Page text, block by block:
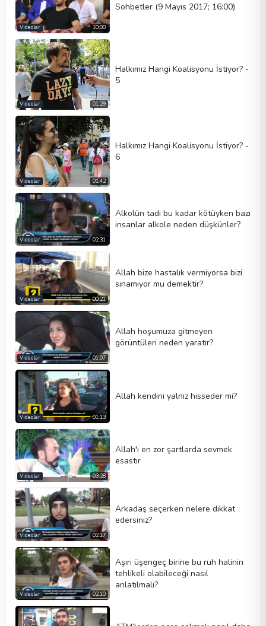
10:00
Videolar
Sohbetler (9 Mayıs 2017; 16:00)
01:29
Videolar
Halkımız Hangi Koalisyonu İstiyor? -
5
01:42
Videolar
Halkımız Hangi Koalisyonu İstiyor? -
6
02:31
Videolar
Alkolün tadı bu kadar kötüyken bazı
insanlar alkole neden düşkünler?
00:21
Videolar
Allah bize hastalık vermiyorsa bizi
sınamıyor mu demektir?
01:07
Videolar
Allah hoşumuza gitmeyen
görüntüleri neden yaratır?
01:13
Videolar
Allah kendini yalnız hisseder mi?
03:28
Videolar
Allah'ı en zor şartlarda sevmek
esastır
02:17
Videolar
Arkadaş seçerken nelere dikkat
edersiniz?
02:10
Videolar
Aşırı üşengeç birine bu ruh halinin
tehlikeli olabileceği nasıl
anlatılmalı?